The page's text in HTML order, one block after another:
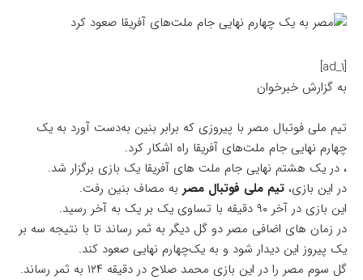
[ad_1]
به گزارش خبرخوان
تیم ملی فوتبال مصر با پیروزی که برابر بنین به‌دست آورد به یک
چهارم نهایی جام ملت‌های آفریقا راه اشکار کرد.
، در یک هشتم نهایی جام ملت های آفریقا یک بازی برگزار شد.
در این بازی، تیم ملی فوتبال مصر به مصاف بنین رفت.
این بازی در آخر ۹۰ دقیقه با تساوی یک بر یک به آخر رسید.
در زمان های اضافی مصر دو گل دیگر به ثمر رساند تا با نتیجه سه بر
یک پیروز این دیدار شود و به یک‌چهارم نهایی صعود کند.
گل سوم مصر را در این بازی محمد صلاح در دقیقه ۱۲۴ به ثمر رساند.